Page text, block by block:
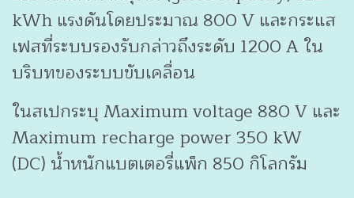
kWh แรงดันโดยประมาณ 800 V และกระแส
เฟสที่ระบบรองรับกล่าวถึงระดับ 1200 A ใน
บริบทของระบบขับเคลื่อน
ในสเปกระบุ Maximum voltage 880 V และ
Maximum recharge power 350 kW
(DC) น้ำหนักแบตเตอรี่แพ็ก 850 กิโลกรัม